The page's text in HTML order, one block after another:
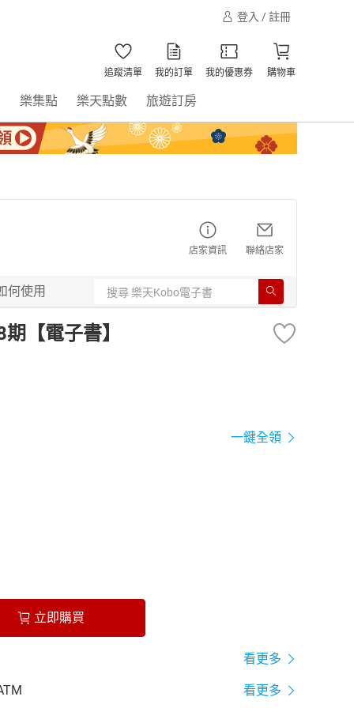
登入 / 註冊
追蹤清單 我的訂單 我的優惠券 購物車
樂集點 樂天點數 旅遊訂房
店家資訊 聯絡店家
何使用
【電子書】
一鍵全領
立即購買
看更多
看更多